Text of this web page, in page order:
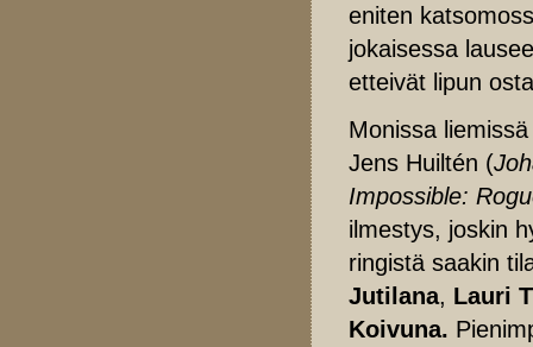
eniten
jokaisessa
etteivät lipun
Monissa
Jens Huiltén (
Impossible:
ilmestys, joskin
ringistä saakin
Jutilana, Lauri
Koivuna.